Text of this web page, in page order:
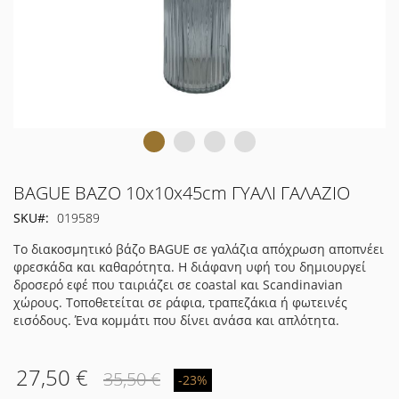
Μετάβαση
αρχή
της
συλλογής
εικόνων
BAGUE ΒΑΖΟ 10x10x45cm ΓΥΑΛΙ ΓΑΛΑΖΙΟ
SKU
019589
Το διακοσμητικό βάζο BAGUE σε γαλάζια απόχρωση αποπνέει
φρεσκάδα και καθαρότητα. Η διάφανη υφή του δημιουργεί
δροσερό εφέ που ταιριάζει σε coastal και Scandinavian
χώρους. Τοποθετείται σε ράφια, τραπεζάκια ή φωτεινές
εισόδους. Ένα κομμάτι που δίνει ανάσα και απλότητα.
27,50 € 35,50 € -23%